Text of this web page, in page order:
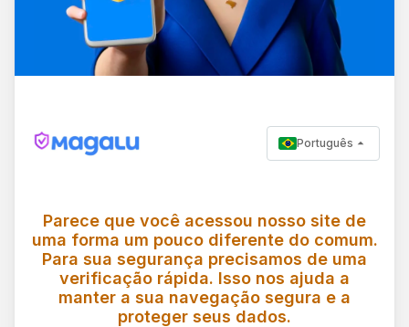
Português
Parece que você acessou nosso site de
uma forma um pouco diferente do comum.
Para sua segurança precisamos de uma
verificação rápida. Isso nos ajuda a
manter a sua navegação segura e a
proteger seus dados.